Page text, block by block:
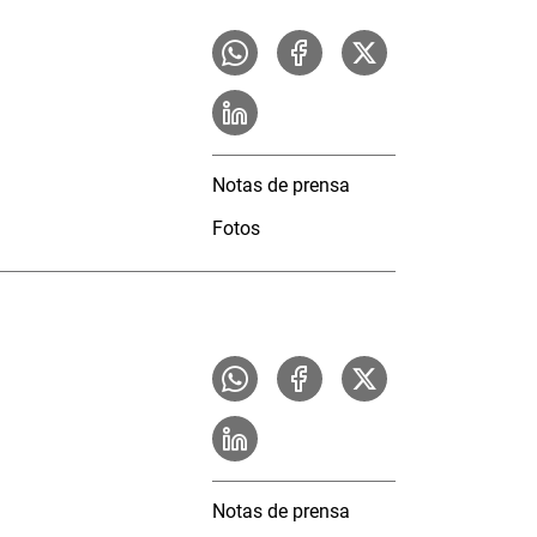
Notas de prensa
Fotos
Notas de prensa